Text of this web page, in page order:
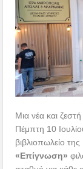
Μια νέα και
Πέμπτη 10
βιβλιοπωλείο
«Επίγνωση»